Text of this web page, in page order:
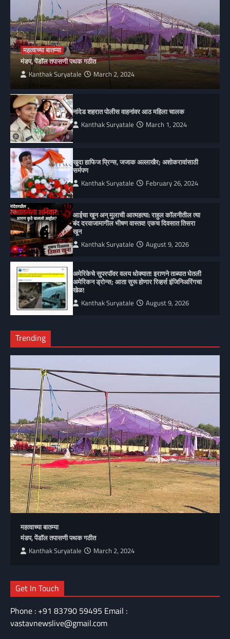
महत्वाच्या बातम्या
मंडप, पेंडॉल तपासणी पथक गठीत
Kanthak Suryatale March 2, 2024
नांदेड शहरात पोलीस वाहनांवर आठ महिला चालक
Kanthak Suryatale March 1, 2024
खुदा हाफिज प्रिन्स, जजाक अल्लाखैर; अशोकरावांसाठी
सर्मपण
Kanthak Suryatale February 26, 2024
आईचा खून अन् मुलाची आत्महत्या: राहुल कॉलनीतील त्या
बंद दरवाजामागील भीषण वास्तव! एकच दिवसात तिसरा
खून
Kanthak Suryatale August 9, 2026
अमेरिकेचे सुपरपॉवर वलय धोक्यात! इराणने ताब्यात घेतली
अमेरिकन ड्रोन्स; आता सुरू होणार रिव्हर्स इंजिनिअरिंगचा
खेळ!
Kanthak Suryatale August 9, 2026
Trending
महत्वाच्या बातम्या
मंडप, पेंडॉल तपासणी पथक गठीत
Kanthak Suryatale March 2, 2024
Get In Touch
Phone : +91 83790 59495 Email :
vastavnewslive@gmail.com